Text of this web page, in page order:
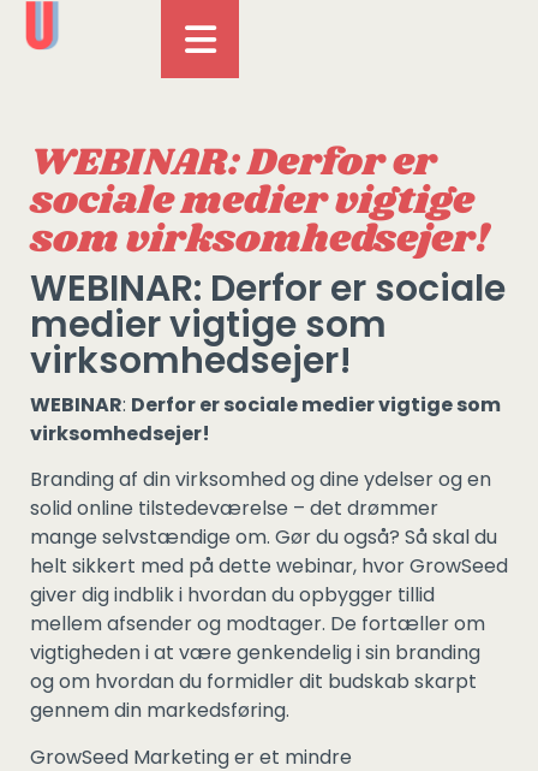
WEBINAR: Derfor er
sociale medier vigtige
som virksomhedsejer!
WEBINAR: Derfor er sociale
medier vigtige som
virksomhedsejer!
WEBINAR: Derfor er sociale medier vigtige som
virksomhedsejer!
Branding af din virksomhed og dine ydelser og en
solid online tilstedeværelse – det drømmer
mange selvstændige om. Gør du også? Så skal du
helt sikkert med på dette webinar, hvor GrowSeed
giver dig indblik i hvordan du opbygger tillid
mellem afsender og modtager. De fortæller om
vigtigheden i at være genkendelig i sin branding
og om hvordan du formidler dit budskab skarpt
gennem din markedsføring.
GrowSeed Marketing er et mindre